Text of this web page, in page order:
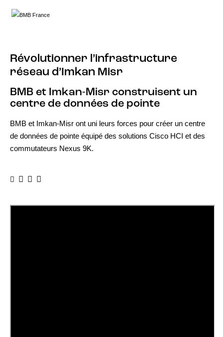
Révolutionner l’infrastructure
réseau d’Imkan Misr
BMB et Imkan-Misr construisent un
centre de données de pointe
BMB et Imkan-Misr ont uni leurs forces pour créer un centre
de données de pointe équipé des solutions Cisco HCI et des
commutateurs Nexus 9K.